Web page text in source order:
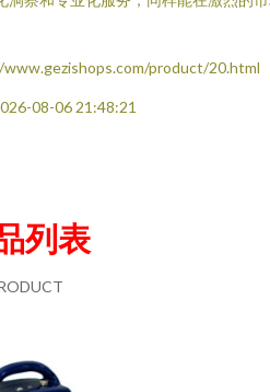
product/20.html
08-06 21:48:21
列表